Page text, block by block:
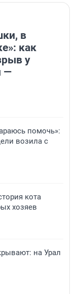
в
как
у
—
помочь»:
возила с
кота
хозяев
на Урал